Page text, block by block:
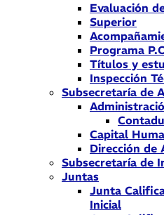
Evaluación
Superior
Programa
Títulos y
Inspección
Subsecretaría de
Capital
Dirección de
Subsecretaría de
Juntas
Junta
Inicial